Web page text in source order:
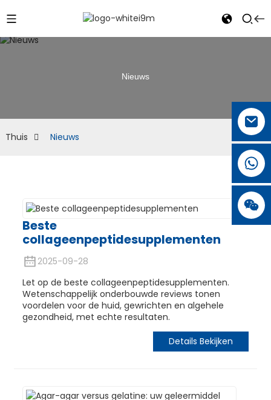
Nieuws
Thuis Nieuws
Beste
collageenpeptidesupplementen
2025-09-28
Let op de beste collageenpeptidesupplementen.
Wetenschappelijk onderbouwde reviews tonen
voordelen voor de huid, gewrichten en algehele
gezondheid, met echte resultaten.
Details Bekijken